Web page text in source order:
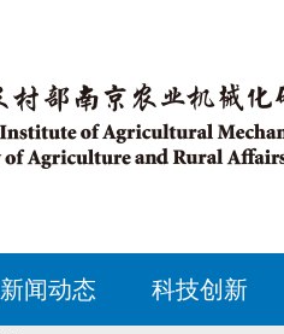
新闻动态 科技创新